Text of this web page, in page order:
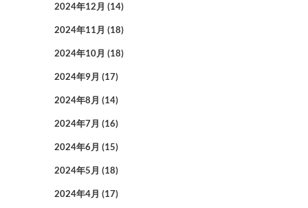
2024年12月 (14)
2024年11月 (18)
2024年10月 (18)
2024年9月 (17)
2024年8月 (14)
2024年7月 (16)
2024年6月 (15)
2024年5月 (18)
2024年4月 (17)